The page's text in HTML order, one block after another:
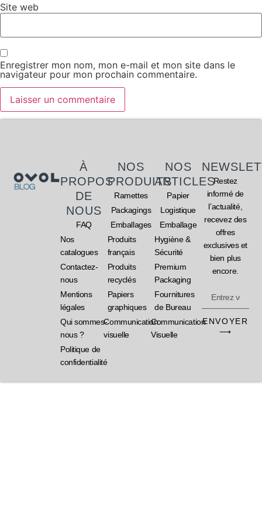
Site web
Enregistrer mon nom, mon e-mail et mon site dans le
navigateur pour mon prochain commentaire.
À
PROPOS
DE
NOUS
FAQ
Nos
catalogues
Contactez-
nous
Mentions
légales
Qui sommes-
nous ?
Politique de
confidentialité
NOS
PRODUITS
Ramettes
Packagings
Emballages
Produits
français
Produits
recyclés
Papiers
graphiques
Communication
visuelle
NOS
ARTICLES
Papier
Logistique
Emballage
Hygiène &
Sécurité
Premium
Packaging
Fournitures
de Bureau
Communication
Visuelle
Restez
informé de
l’actualité,
recevez des
offres
exclusives et
bien plus
encore.
ENVOYER
⟶